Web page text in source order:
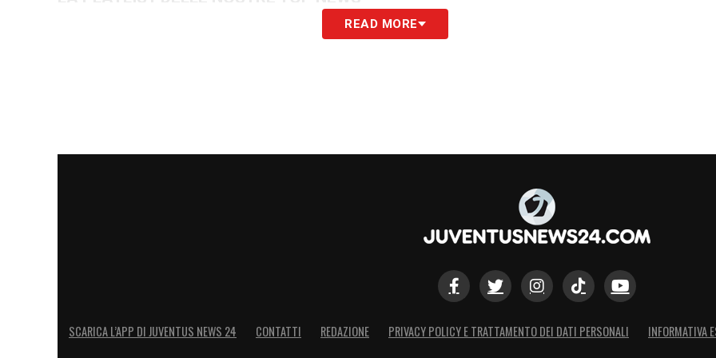
READ MORE
SCARICA L’APP DI JUVENTUS NEWS 24 CONTATTI REDAZIONE PRIVACY POLICY E TRATTAMENTO DEI DATI PERSONALI INFORMATIVA